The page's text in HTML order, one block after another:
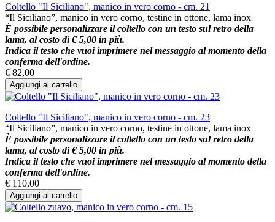
Coltello "Il Siciliano", manico in vero corno - cm. 21
“Il Siciliano”, manico in vero corno, testine in ottone, lama inox
È possibile personalizzare il coltello con un testo sul retro della
lama, al costo di € 5,00 in più.
Indica il testo che vuoi imprimere nel messaggio al momento della
conferma dell'ordine.
€ 82,00
Aggiungi al carrello
Coltello "Il Siciliano", manico in vero corno - cm. 23
“Il Siciliano”, manico in vero corno, testine in ottone, lama inox
È possibile personalizzare il coltello con un testo sul retro della
lama, al costo di € 5,00 in più.
Indica il testo che vuoi imprimere nel messaggio al momento della
conferma dell'ordine.
€ 110,00
Aggiungi al carrello